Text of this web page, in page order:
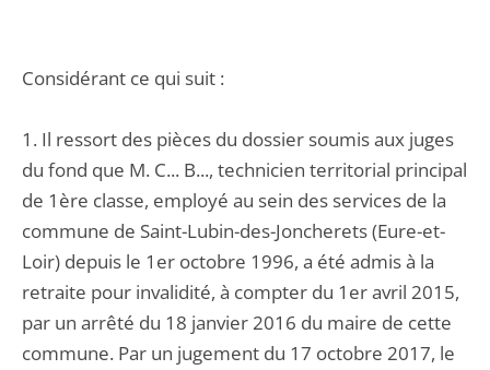
Considérant ce qui suit :
1. Il ressort des pièces du dossier soumis aux juges
du fond que M. C... B..., technicien territorial principal
de 1ère classe, employé au sein des services de la
commune de Saint-Lubin-des-Joncherets (Eure-et-
Loir) depuis le 1er octobre 1996, a été admis à la
retraite pour invalidité, à compter du 1er avril 2015,
par un arrêté du 18 janvier 2016 du maire de cette
commune. Par un jugement du 17 octobre 2017, le